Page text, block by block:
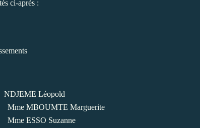
ci-après :
Léopold
Marguerite
Suzanne